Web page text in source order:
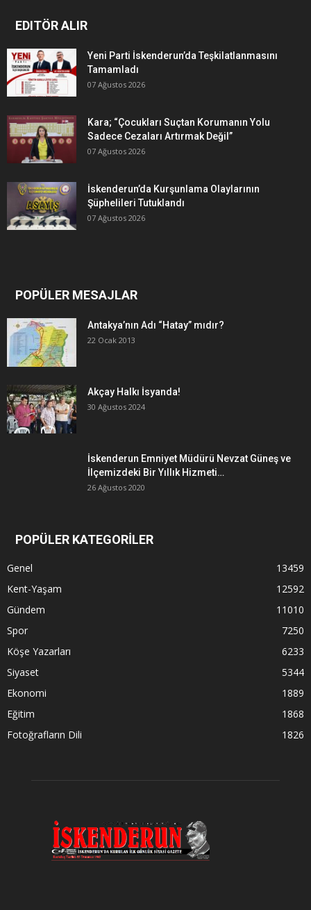
EDITÖR ALIR
Yeni Parti İskenderun’da Teşkilatlanmasını
Tamamladı
07 Ağustos 2026
Kara; “Çocukları Suçtan Korumanın Yolu
Sadece Cezaları Artırmak Değil”
07 Ağustos 2026
İskenderun’da Kurşunlama Olaylarının
Şüphelileri Tutuklandı
07 Ağustos 2026
POPÜLER MESAJLAR
Antakya’nın Adı “Hatay” mıdır?
22 Ocak 2013
Akçay Halkı İsyanda!
30 Ağustos 2024
İskenderun Emniyet Müdürü Nevzat Güneş ve
İlçemizdeki Bir Yıllık Hizmeti…
26 Ağustos 2020
POPÜLER KATEGORİLER
Genel
13459
Kent-Yaşam
12592
Gündem
11010
Spor
7250
Köşe Yazarları
6233
Siyaset
5344
Ekonomi
1889
Eğitim
1868
Fotoğrafların Dili
1826